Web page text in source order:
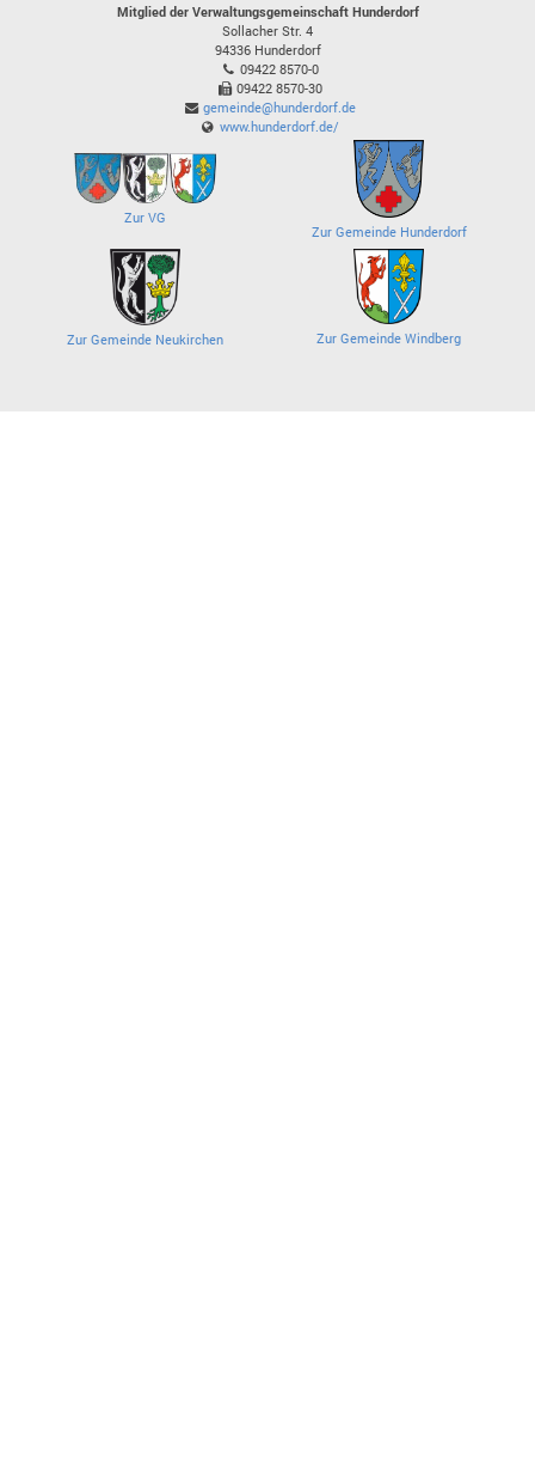
Mitglied der Verwaltungsgemeinschaft Hunderdorf
Sollacher Str. 4
94336 Hunderdorf
09422 8570-0
09422 8570-30
gemeinde@hunderdorf.de
www.hunderdorf.de/
Zur VG
Zur Gemeinde Hunderdorf
Zur Gemeinde Neukirchen Zur Gemeinde Windberg